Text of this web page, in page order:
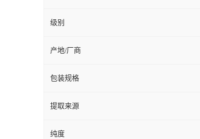
级别
产地/厂商
包装规格
提取来源
纯度